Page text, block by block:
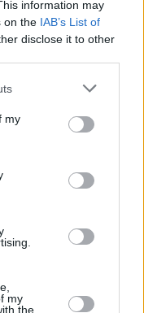
information may
on the IAB’s List of
disclose it to other
my
my
the